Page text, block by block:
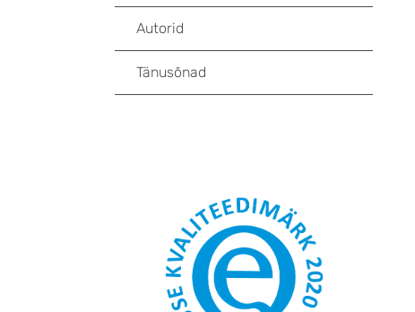
Autorid
Tänusõnad